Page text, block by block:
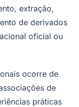
extração,
de derivados
oficial ou
ocorre de
de
práticas